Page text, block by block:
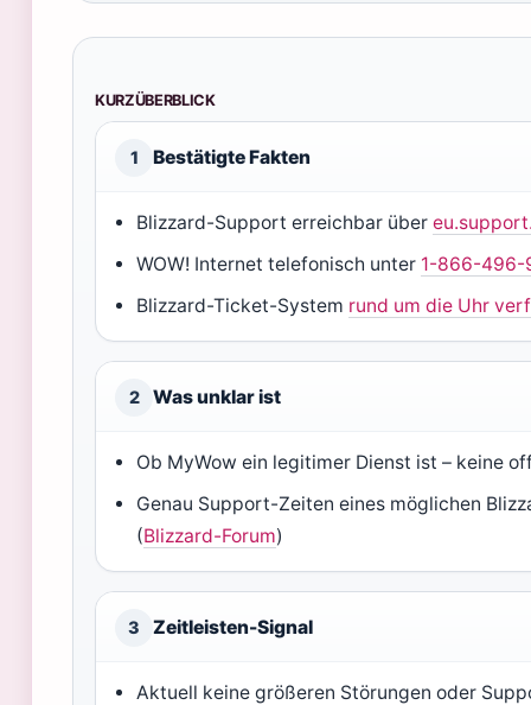
KURZÜBERBLICK
1 Bestätigte Fakten
Blizzard-Support erreichbar über
WOW! Internet telefonisch unter 1-866-496-
Blizzard-Ticket-System rund um die Uhr
2 Was unklar ist
Ob MyWow ein legitimer Dienst ist – keine
Genau Support-Zeiten eines möglichen
(Blizzard-Forum)
3 Zeitleisten-Signal
Aktuell keine größeren Störungen oder